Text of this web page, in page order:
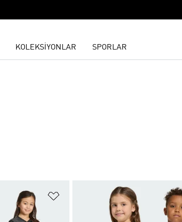
KOLEKSİYONLAR SPORLAR
Favori Listesine Ekle